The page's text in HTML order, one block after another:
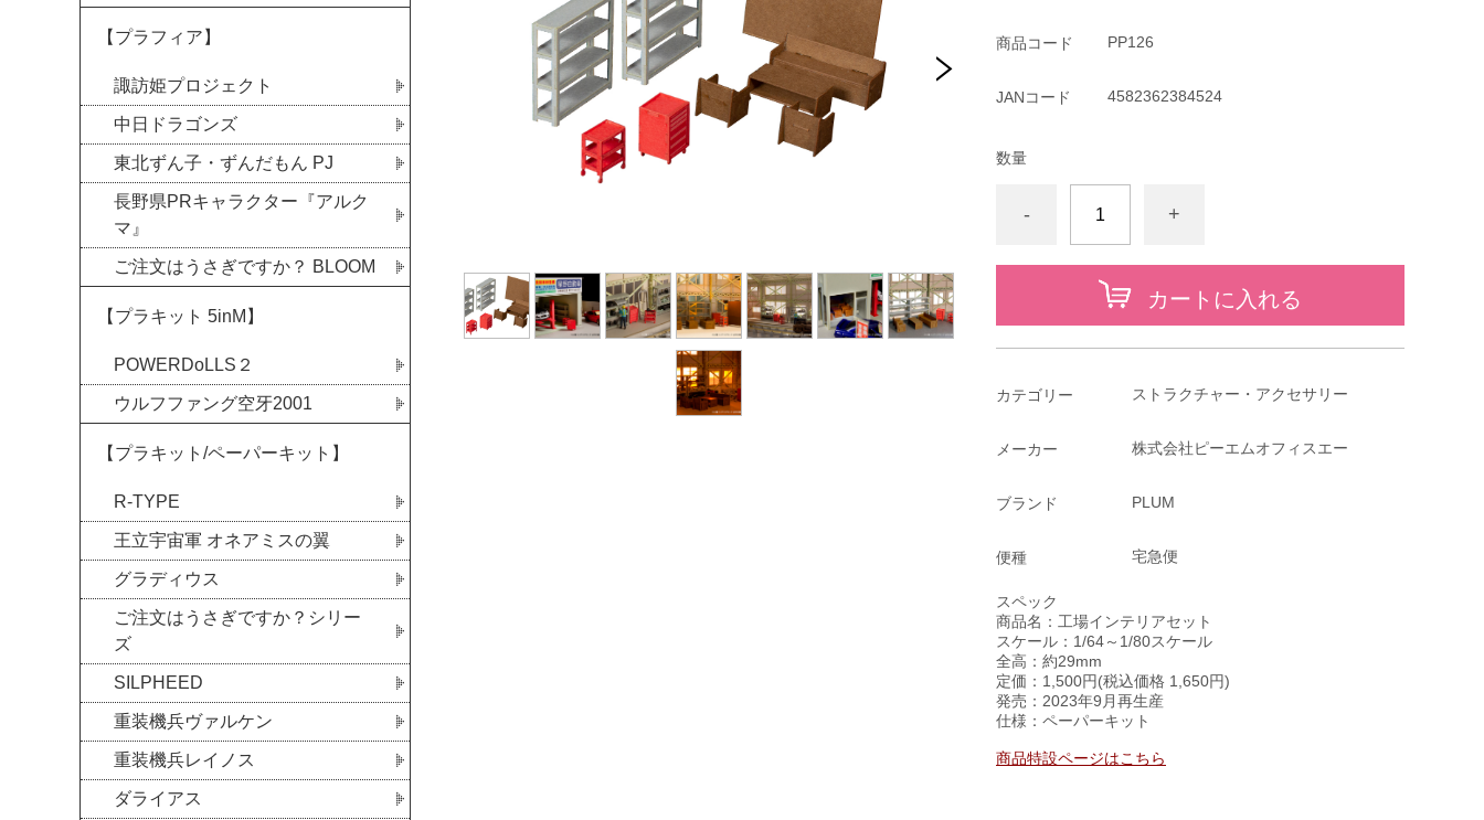
商品コード PP126
JANコード 4582362384524
数量
- +
カートに入れる
カテゴリー ストラクチャー・アクセサリー
メーカー 株式会社ピーエムオフィスエー
ブランド PLUM
便種 宅急便
スペック
商品名：工場インテリアセット
スケール：1/64～1/80スケール
全高：約29mm
定価：1,500円(税込価格 1,650円)
発売：2023年9月再生産
仕様：ペーパーキット
商品特設ページはこちら
【プラフィア】
諏訪姫プロジェクト
中日ドラゴンズ
東北ずん子・ずんだもん PJ
長野県PRキャラクター『アルク
マ』
ご注文はうさぎですか？ BLOOM
【プラキット 5inM】
POWERDoLLS２
ウルフファング空牙2001
【プラキット/ペーパーキット】
R-TYPE
王立宇宙軍 オネアミスの翼
グラディウス
ご注文はうさぎですか？シリー
ズ
SILPHEED
重装機兵ヴァルケン
重装機兵レイノス
ダライアス